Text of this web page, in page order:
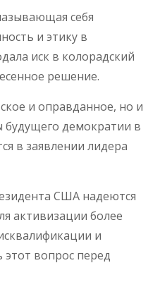
себя
и этику в
иск в колорадский
решение.
и оправданное, но и
демократии в
в заявлении лидера
США надеются
активизации более
и
вопрос перед